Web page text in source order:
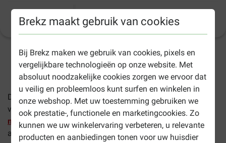
Brekz maakt gebruik van cookies
Bij Brekz maken we gebruik van cookies, pixels en
vergelijkbare technologieën op onze website. Met
absoluut noodzakelijke cookies zorgen we ervoor dat
u veilig en probleemloos kunt surfen en winkelen in
onze webshop. Met uw toestemming gebruiken we
ook prestatie-, functionele en marketingcookies. Zo
kunnen we uw winkelervaring verbeteren, u relevante
producten en aanbiedingen tonen voor uw huisdier
Productinformatie
1-3 werkdagen levertijd, tenzij anders aangegeven
Dit product gaat uit het assortiment van Prins. Als
vervanger raadt Prins
Protection Croque Hypoallergenic
met lam
Fit Selection Lamb & Rice
hondenvoer
aan.